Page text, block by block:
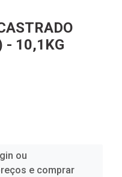
- 10,1KG
ou
e comprar